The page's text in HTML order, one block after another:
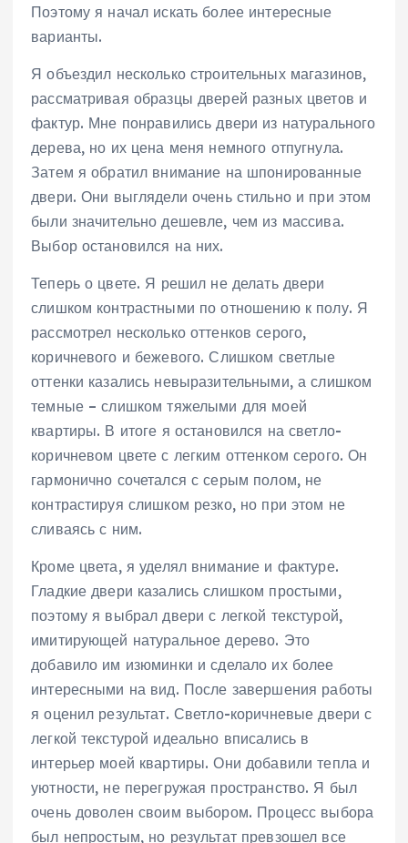
Поэтому я начал искать более интересные
варианты.
Я объездил несколько строительных магазинов,
рассматривая образцы дверей разных цветов и
фактур. Мне понравились двери из натурального
дерева, но их цена меня немного отпугнула.
Затем я обратил внимание на шпонированные
двери. Они выглядели очень стильно и при этом
были значительно дешевле, чем из массива.
Выбор остановился на них.
Теперь о цвете. Я решил не делать двери
слишком контрастными по отношению к полу. Я
рассмотрел несколько оттенков серого,
коричневого и бежевого. Слишком светлые
оттенки казались невыразительными, а слишком
темные – слишком тяжелыми для моей
квартиры. В итоге я остановился на светло-
коричневом цвете с легким оттенком серого. Он
гармонично сочетался с серым полом, не
контрастируя слишком резко, но при этом не
сливаясь с ним.
Кроме цвета, я уделял внимание и фактуре.
Гладкие двери казались слишком простыми,
поэтому я выбрал двери с легкой текстурой,
имитирующей натуральное дерево. Это
добавило им изюминки и сделало их более
интересными на вид. После завершения работы
я оценил результат. Светло-коричневые двери с
легкой текстурой идеально вписались в
интерьер моей квартиры. Они добавили тепла и
уютности, не перегружая пространство. Я был
очень доволен своим выбором. Процесс выбора
был непростым, но результат превзошел все